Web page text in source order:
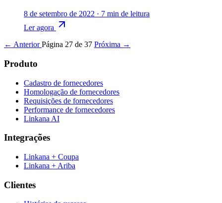
8 de setembro de 2022 · 7 min de leitura
Ler agora
← AnteriorPágina 27 de 37 Próxima →
Produto
Cadastro de fornecedores
Homologação de fornecedores
Requisições de fornecedores
Performance de fornecedores
Linkana AI
Integrações
Linkana + Coupa
Linkana + Ariba
Clientes